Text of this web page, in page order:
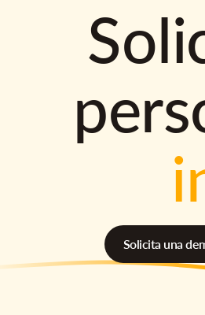
Solicita una